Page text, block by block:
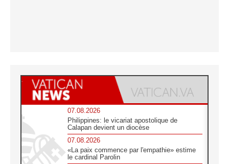
07.08.2026
Philippines: le vicariat apostolique de
Calapan devient un diocèse
07.08.2026
«La paix commence par l'empathie» estime
le cardinal Parolin